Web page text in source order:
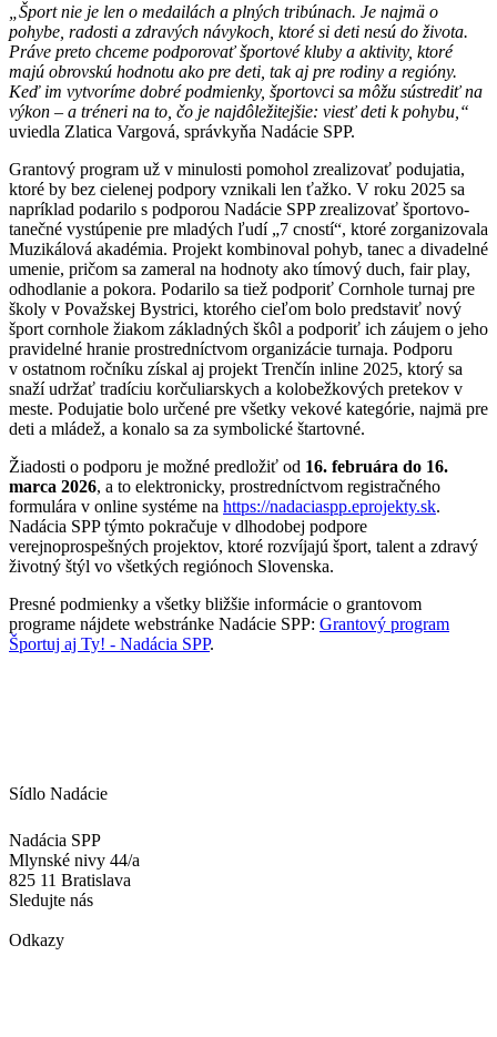
„Šport nie je len o medailách a plných tribúnach. Je najmä o
pohybe, radosti a zdravých návykoch, ktoré si deti nesú do života.
Práve preto chceme podporovať športové kluby a aktivity, ktoré
majú obrovskú hodnotu ako pre deti, tak aj pre rodiny a regióny.
Keď im vytvoríme dobré podmienky, športovci sa môžu sústrediť na
výkon – a tréneri na to, čo je najdôležitejšie: viesť deti k pohybu,“
uviedla Zlatica Vargová, správkyňa Nadácie SPP.
Grantový program už v minulosti pomohol zrealizovať podujatia,
ktoré by bez cielenej podpory vznikali len ťažko. V roku 2025 sa
napríklad podarilo s podporou Nadácie SPP zrealizovať športovo-
tanečné vystúpenie pre mladých ľudí „7 cností“, ktoré zorganizovala
Muzikálová akadémia. Projekt kombinoval pohyb, tanec a divadelné
umenie, pričom sa zameral na hodnoty ako tímový duch, fair play,
odhodlanie a pokora. Podarilo sa tiež podporiť Cornhole turnaj pre
školy v Považskej Bystrici, ktorého cieľom bolo predstaviť nový
šport cornhole žiakom základných škôl a podporiť ich záujem o jeho
pravidelné hranie prostredníctvom organizácie turnaja. Podporu
v ostatnom ročníku získal aj projekt Trenčín inline 2025, ktorý sa
snaží udržať tradíciu korčuliarskych a kolobežkových pretekov v
meste. Podujatie bolo určené pre všetky vekové kategórie, najmä pre
deti a mládež, a konalo sa za symbolické štartovné.
Žiadosti o podporu je možné predložiť od 16. februára do 16.
marca 2026, a to elektronicky, prostredníctvom registračného
formulára v online systéme na https://nadaciaspp.eprojekty.sk.
Nadácia SPP týmto pokračuje v dlhodobej podpore
verejnoprospešných projektov, ktoré rozvíjajú šport, talent a zdravý
životný štýl vo všetkých regiónoch Slovenska.
Presné podmienky a všetky bližšie informácie o grantovom
programe nájdete webstránke Nadácie SPP: Grantový program
Športuj aj Ty! - Nadácia SPP.
Sídlo Nadácie
Nadácia SPP
Mlynské nivy 44/a
825 11 Bratislava
Sledujte nás
Odkazy